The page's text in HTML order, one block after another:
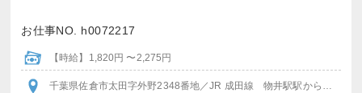
お仕事NO. h0072217
【時給】1,820円 〜2,275円
千葉県佐倉市太田字外野2348番地／JR 成田線 物井駅駅から徒歩25分